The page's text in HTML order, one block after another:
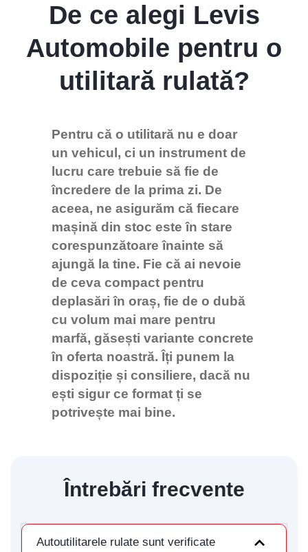
De ce alegi Levis
Automobile pentru o
utilitară rulată?
Pentru că o utilitară nu e doar
un vehicul, ci un instrument de
lucru care trebuie să fie de
încredere de la prima zi. De
aceea, ne asigurăm că fiecare
mașină din stoc este în stare
corespunzătoare înainte să
ajungă la tine. Fie că ai nevoie
de ceva compact pentru
deplasări în oraș, fie de o dubă
cu volum mai mare pentru
marfă, găsești variante concrete
în oferta noastră. Îți punem la
dispoziție și consiliere, dacă nu
ești sigur ce format ți se
potrivește mai bine.
Întrebări frecvente
Autoutilitarele rulate sunt verificate
Vă rugăm să introduceți adresa de e-mail pentru a
începe conversația cu noi. Vom folosi această adresă
pentru a vă trimite transcrierea discuției.
Start Chat